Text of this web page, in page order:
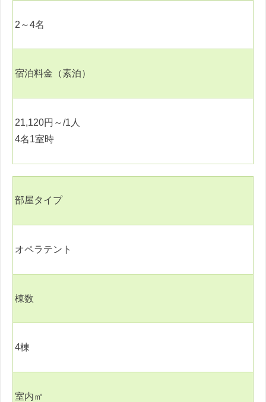
2 ～4名
宿泊料金（素泊）
21,120円～/1 人
4名1室時
部屋タイプ
オペラテント
棟数
4棟
室内㎡